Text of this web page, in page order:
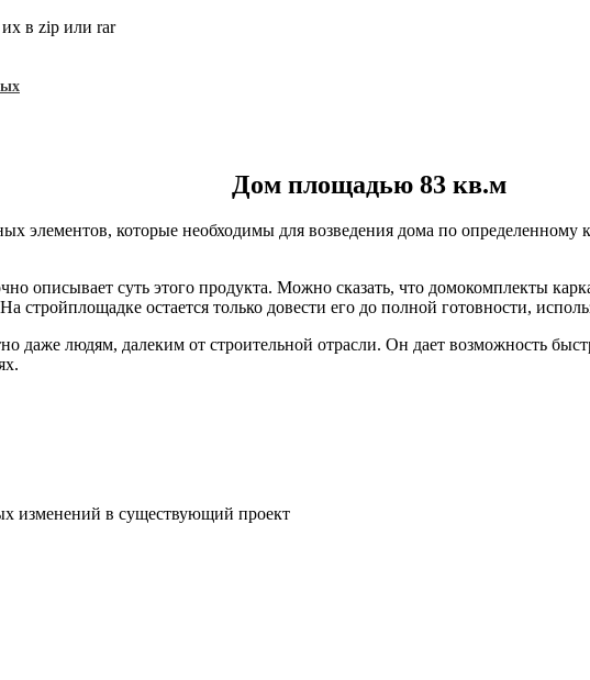
в zip или rar
Дом площадью 83 кв.м
элементов, которые необходимы для возведения дома по определенному
описывает суть этого продукта. Можно сказать, что домокомплекты
остается только довести его до полной готовности,
даже людям, далеким от строительной отрасли. Он дает возможность
изменений в существующий проект